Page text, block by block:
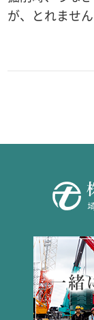
が、とれませ